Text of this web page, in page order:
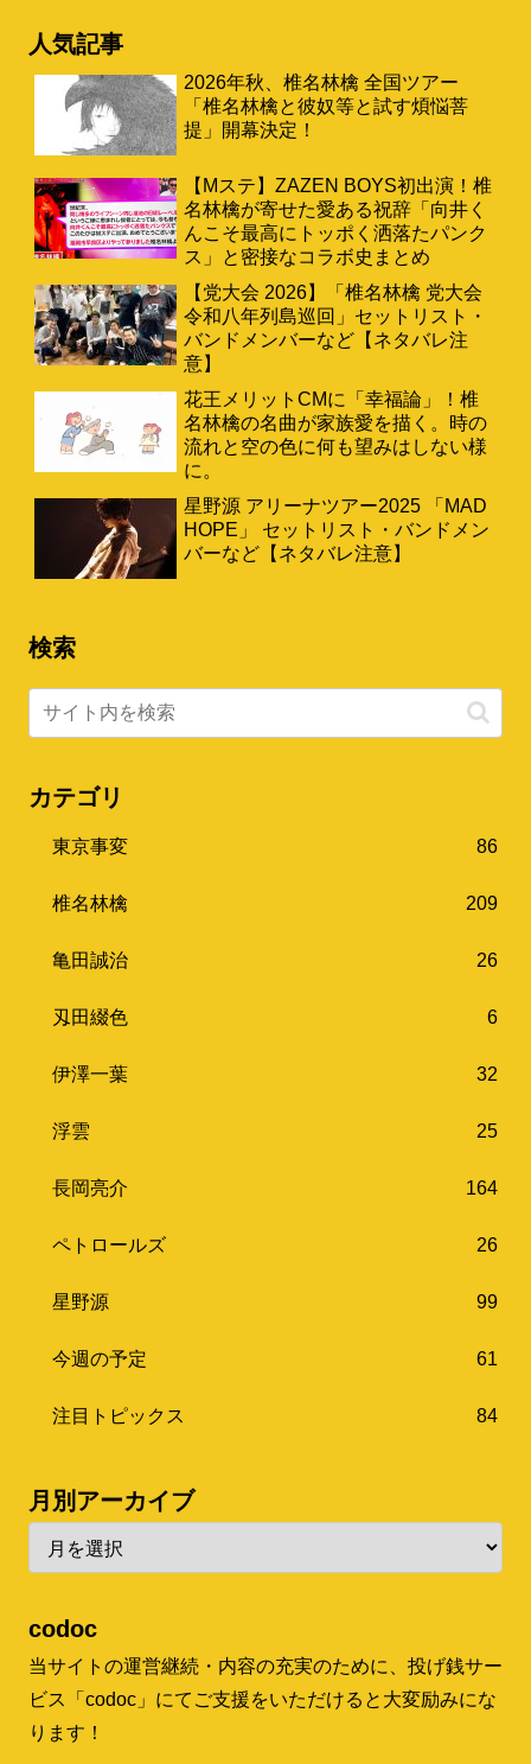
人気記事
2026年秋、椎名林檎 全国ツアー
「椎名林檎と彼奴等と試す煩悩菩
提」開幕決定！
【Mステ】ZAZEN BOYS初出演！椎
名林檎が寄せた愛ある祝辞「向井く
んこそ最高にトッポく洒落たパンク
ス」と密接なコラボ史まとめ
【党大会 2026】「椎名林檎 党大会
令和八年列島巡回」セットリスト・
バンドメンバーなど【ネタバレ注
意】
花王メリットCMに「幸福論」！椎
名林檎の名曲が家族愛を描く。時の
流れと空の色に何も望みはしない様
に。
星野源 アリーナツアー2025 「MAD
HOPE」 セットリスト・バンドメン
バーなど【ネタバレ注意】
検索
カテゴリ
東京事変 86
椎名林檎 209
亀田誠治 26
刄田綴色 6
伊澤一葉 32
浮雲 25
長岡亮介 164
ペトロールズ 26
星野源 99
今週の予定 61
注目トピックス 84
月別アーカイブ
codoc
当サイトの運営継続・内容の充実のために、投げ銭サー
ビス「codoc」にてご支援をいただけると大変励みにな
ります！